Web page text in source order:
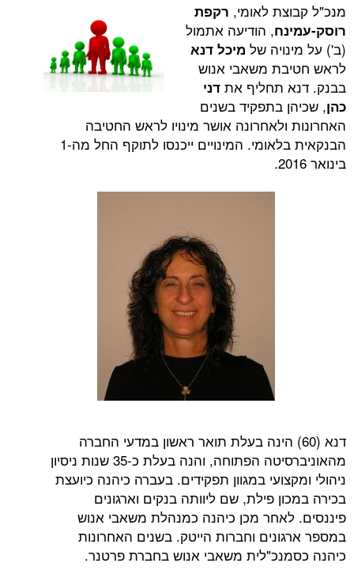
לאומי,רקפת
, הודיעה אתמול
שלמיכל דנא
משאבי אנוש
תחליף את דני
בתפקיד בשנים
אושר מינויו לראש החטיבה
הבנקאית בלאומי. המינויים ייכנסו לתוקף החל מה-1
(60) הינה בעלת תואר ראשון במדעי החברה
מהאוניברסיטה הפתוחה, והנה בעלת כ-35 שנות ניסיון
במגוון תפקידים. בעברה כיהנה כיועצת
פילת, שם ליוותה בנקים וארגונים
מכן כיהנה כמנהלת משאבי אנוש
וחברות הייטק. בשנים האחרונות
משאבי אנוש בחברת פרטנר.